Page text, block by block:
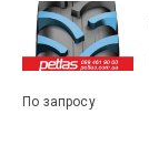
По запросу